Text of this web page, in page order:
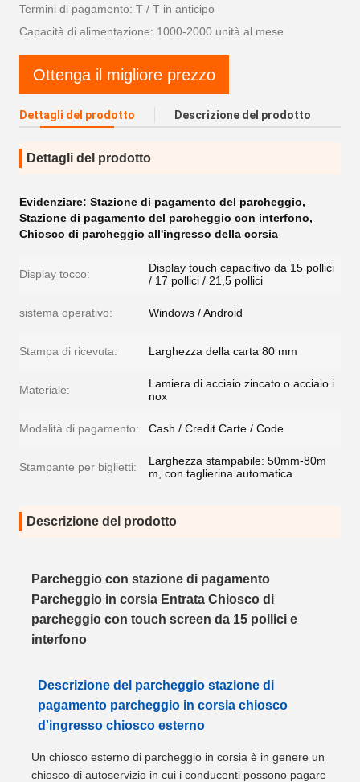
Termini di pagamento: T / T in anticipo
Capacità di alimentazione: 1000-2000 unità al mese
Ottenga il migliore prezzo
Dettagli del prodotto Descrizione del prodotto
Dettagli del prodotto
Evidenziare: Stazione di pagamento del parcheggio,
Stazione di pagamento del parcheggio con interfono,
Chiosco di parcheggio all'ingresso della corsia
Display tocco:
Display touch capacitivo da 15 pollici
/ 17 pollici / 21,5 pollici
sistema operativo: Windows / Android
Stampa di ricevuta: Larghezza della carta 80 mm
Materiale:
Lamiera di acciaio zincato o acciaio i
nox
Modalità di pagamento: Cash / Credit Carte / Code
Stampante per biglietti:
Larghezza stampabile: 50mm-80m
m, con taglierina automatica
Descrizione del prodotto
Parcheggio con stazione di pagamento
Parcheggio in corsia Entrata Chiosco di
parcheggio con touch screen da 15 pollici e
interfono
Descrizione del parcheggio stazione di
pagamento parcheggio in corsia chiosco
d'ingresso chiosco esterno
Un chiosco esterno di parcheggio in corsia è in genere un
chiosco di autoservizio in cui i conducenti possono pagare